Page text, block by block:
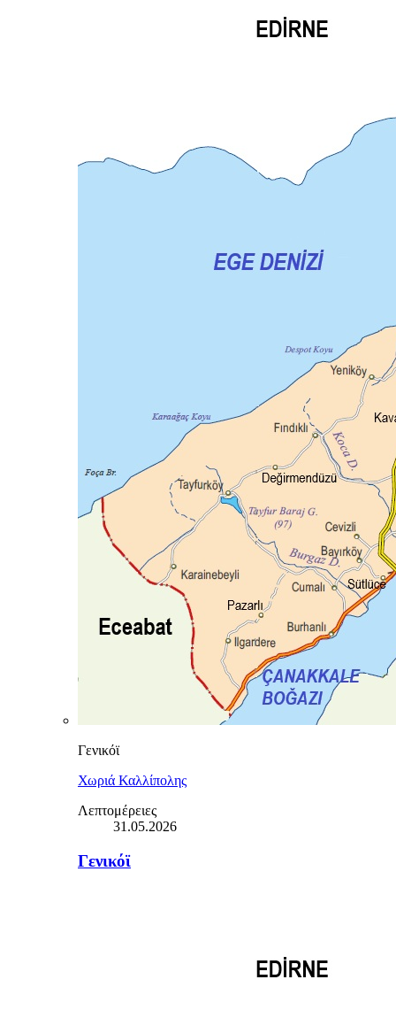
Γενικόϊ
Χωριά Καλλίπολης
Λεπτομέρειες
31.05.2026
Γενικόϊ